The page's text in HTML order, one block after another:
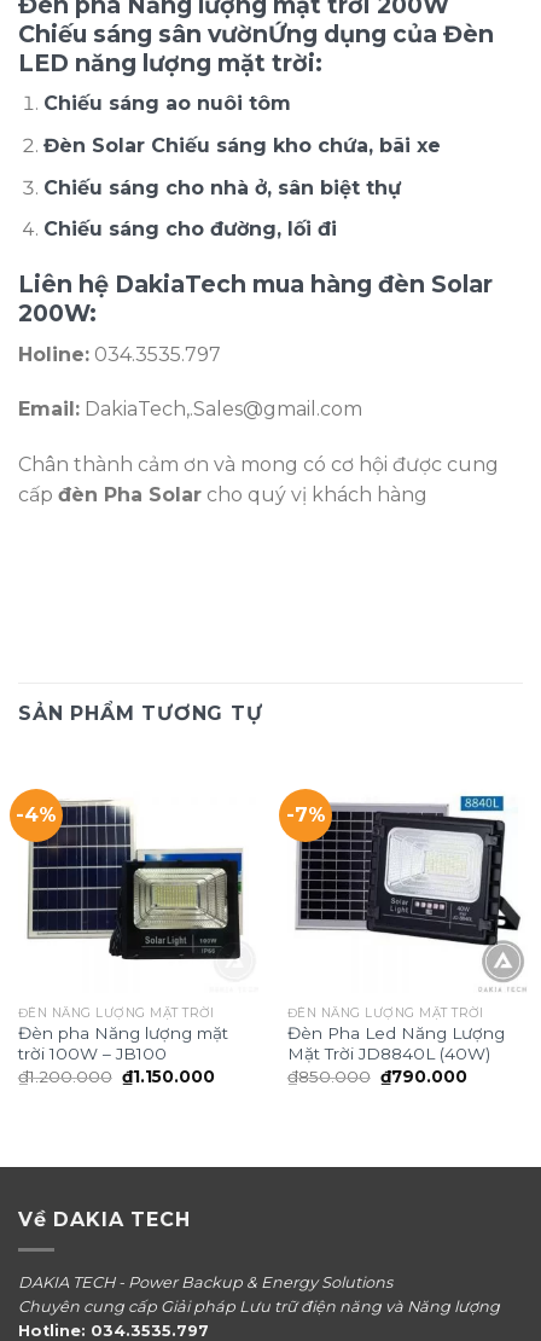
Chiếu sáng sân vườnỨng dụng của Đèn
LED năng lượng mặt trời:
Chiếu sáng ao nuôi tôm
Đèn Solar Chiếu sáng kho chứa, bãi xe
Chiếu sáng cho nhà ở, sân biệt thự
Chiếu sáng cho đường, lối đi
Liên hệ DakiaTech mua hàng đèn Solar
200W:
Holine: 034.3535.797
Email: DakiaTech,.Sales@gmail.com
Chân thành cảm ơn và mong có cơ hội được cung
cấp đèn Pha Solar cho quý vị khách hàng
SẢN PHẨM TƯƠNG TỰ
-4%
ĐÈN NĂNG LƯỢNG MẶT TRỜI
Đèn pha Năng lượng mặt
trời 100W – JB100
₫1.200.000 Giá
gốc
₫1.150.000Giá
-7%
ĐÈN NĂNG LƯỢNG MẶT TRỜI
Đèn Pha Led Năng Lượng
Mặt Trời JD8840L (40W)
₫850.000 Giá
gốc
₫790.000Giá
Về DAKIA TECH
DAKIA TECH - Power Backup & Energy Solutions
Chuyên cung cấp Giải pháp Lưu trữ điện năng và Năng lượng
Hotline: 034.3535.797